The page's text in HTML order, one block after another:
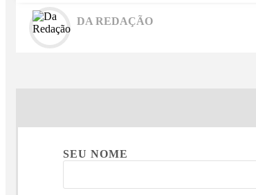
DA REDAÇÃO
SEU NOME